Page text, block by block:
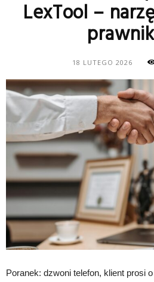
LexTool –
18 LUTEGO 2026
Poranek: dzwoni telefon, klient prosi